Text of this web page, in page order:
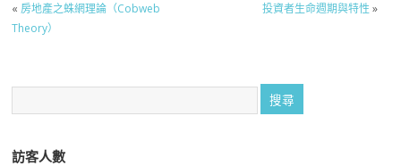
« 房地產之蛛網理論（Cobweb
Theory）
投資者生命週期與特性 »
訪客人數